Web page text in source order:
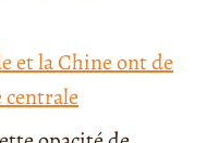
et la Chine ont de
centrale